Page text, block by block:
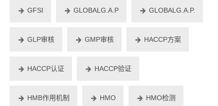
GFSI GLOBALG.A.P GLOBALG.A.P.
GLP审核 GMP审核 HACCP方案
HACCP认证 HACCP验证
HMB作用机制 HMO HMO检测